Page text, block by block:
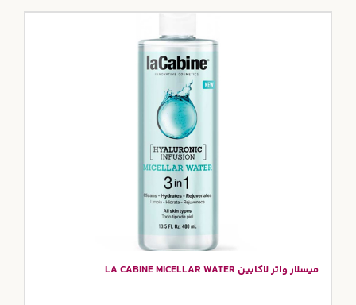
میسلار واتر لاکابین LA CABINE MICELLAR WATER